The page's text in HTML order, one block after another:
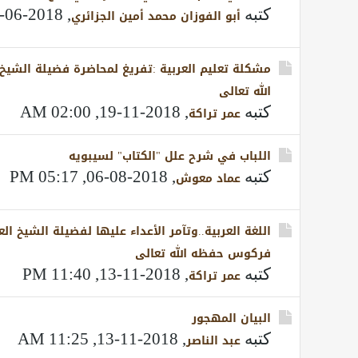
كتبه أبو الفوزان محمد أمين الجزائري,
2018-06-16, 09:50 PM
مشكلة تعليم العربية :تفريغ لمحاضرة فضيلة
الله تعالى
كتبه عمر تراكة,
2018-11-19, 02:00 AM
اللباب في شرح علل "الكتاب" لسيبويه
كتبه عماد معوش,
2018-08-06, 05:17 PM
اللغة العربية..وتآمر الأعداء عليها لفضيلة الشيخ
فركوس حفظه الله تعالى
كتبه عمر تراكة,
2018-11-13, 11:40 PM
البيان المهجور
كتبه عبد الناصر,
2018-11-13, 11:25 AM